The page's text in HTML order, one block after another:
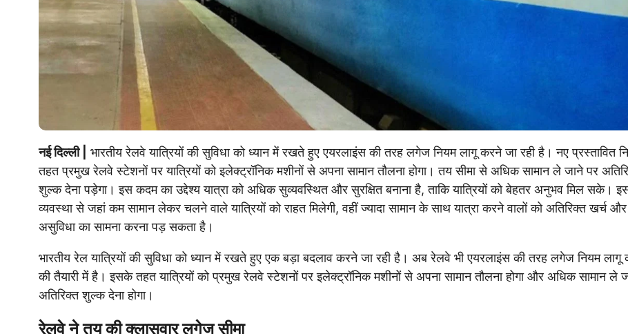
नई दिल्ली |
भारतीय रेलवे यात्रियों की सुविधा को ध्यान में रखते हुए एयरलाइंस की तरह लगेज नियम लागू करने जा रही है। नए प्रस्तावित
तहत प्रमुख रेलवे स्टेशनों पर यात्रियों को इलेक्ट्रॉनिक मशीनों से अपना सामान तौलना होगा। तय सीमा से अधिक सामान ले जाने पर
शुल्क देना पड़ेगा। इस कदम का उद्देश्य यात्रा को अधिक सुव्यवस्थित और सुरक्षित बनाना है, ताकि यात्रियों को बेहतर अनुभव मिल सके।
व्यवस्था से जहां कम सामान लेकर चलने वाले यात्रियों को राहत मिलेगी, वहीं ज्यादा सामान के साथ यात्रा करने वालों को अतिरिक्त खर्च और
असुविधा का सामना करना पड़ सकता है।
भारतीय रेल यात्रियों की सुविधा को ध्यान में रखते हुए एक बड़ा बदलाव करने जा रही है। अब रेलवे भी एयरलाइंस की तरह लगेज नियम लागू
की तैयारी में है। इसके तहत यात्रियों को प्रमुख रेलवे स्टेशनों पर इलेक्ट्रॉनिक मशीनों से अपना सामान तौलना होगा और अधिक सामान ले
अतिरिक्त शुल्क देना होगा।
रेलवे ने तय की क्लासवार लगेज सीमा